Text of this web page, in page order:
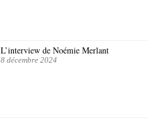
L’interview de Noémie Merlant
8 décembre 2024